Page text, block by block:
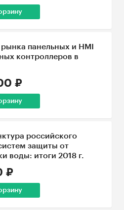
панельных и HMI
контроллеров в
₽
российского
защиты от
воды: итоги 2018 г.
₽